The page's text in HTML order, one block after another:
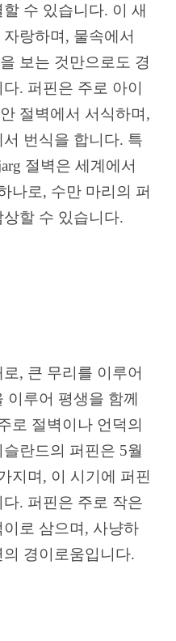
수 있습니다. 이 새
랑하며, 물속에서
보는 것만으로도 경
. 퍼핀은 주로 아이
절벽에서 서식하며,
번식을 합니다. 특
절벽은 세계에서
나로, 수만 마리의 퍼
할 수 있습니다.
, 큰 무리를 이루어
루어 평생을 함께
로 절벽이나 언덕의
란드의 퍼핀은 5월
지며, 이 시기에 퍼핀
. 퍼핀은 주로 작은
로 삼으며, 사냥하
경이로움입니다.